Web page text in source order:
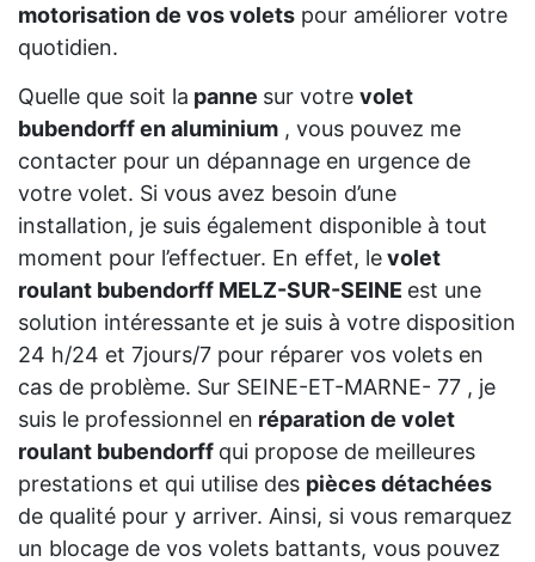
motorisation de vos volets pour améliorer votre
quotidien.
Quelle que soit la panne sur votre volet
bubendorff en aluminium , vous pouvez me
contacter pour un dépannage en urgence de
votre volet. Si vous avez besoin d’une
installation, je suis également disponible à tout
moment pour l’effectuer. En effet, levolet
roulant bubendorff MELZ-SUR-SEINE est une
solution intéressante et je suis à votre disposition
24 h/24 et 7jours/7 pour réparer vos volets en
cas de problème. Sur SEINE-ET-MARNE- 77 , je
suis le professionnel en réparation de volet
roulant bubendorff qui propose de meilleures
prestations et qui utilise des pièces détachées
de qualité pour y arriver. Ainsi, si vous remarquez
un blocage de vos volets battants, vous pouvez